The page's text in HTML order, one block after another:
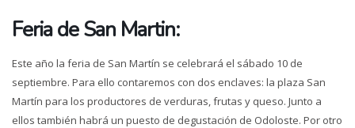
Feria de San Martin:
Este año la feria de San Martín se celebrará el sábado 10 de
septiembre. Para ello contaremos con dos enclaves: la plaza San
Martín para los productores de verduras, frutas y queso. Junto a
ellos también habrá un puesto de degustación de Odoloste. Por otro